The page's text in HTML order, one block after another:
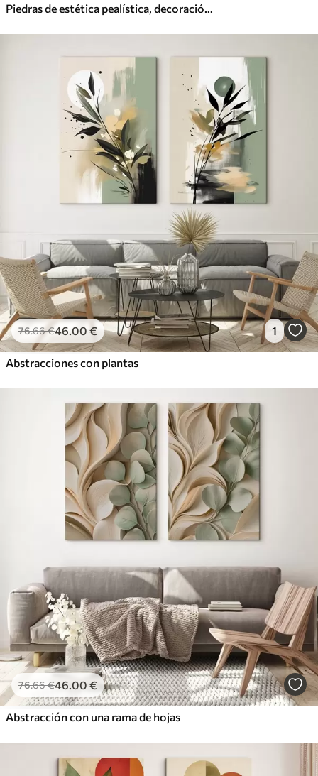
Piedras de estética pealística, decoración del hogar, iluminación natural
76.66€46.00 € 1
Abstracciones con plantas
76.66€46.00 €
Abstracción con una rama de hojas